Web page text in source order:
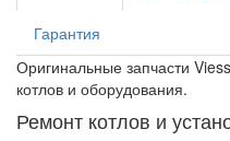
Гарантия
Оригинальные запчасти
котлов и оборудования.
Ремонт котлов и